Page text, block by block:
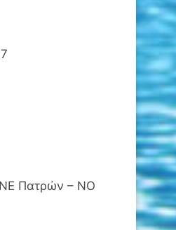
Πατρών – ΝΟ